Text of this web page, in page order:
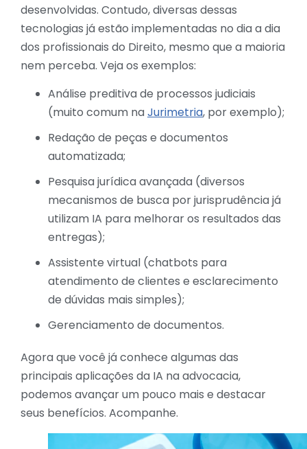
desenvolvidas. Contudo, diversas dessas
tecnologias já estão implementadas no dia a dia
dos profissionais do Direito, mesmo que a maioria
nem perceba. Veja os exemplos:
Análise preditiva de processos judiciais
(muito comum naJurimetria, por exemplo);
Redação de peças e documentos
automatizada;
Pesquisa jurídica avançada (diversos
mecanismos de busca por jurisprudência já
utilizam IA para melhorar os resultados das
entregas);
Assistente virtual (chatbots para
atendimento de clientes e esclarecimento
de dúvidas mais simples);
Gerenciamento de documentos.
Agora que você já conhece algumas das
principais aplicações da IA na advocacia,
podemos avançar um pouco mais e destacar
seus benefícios. Acompanhe.